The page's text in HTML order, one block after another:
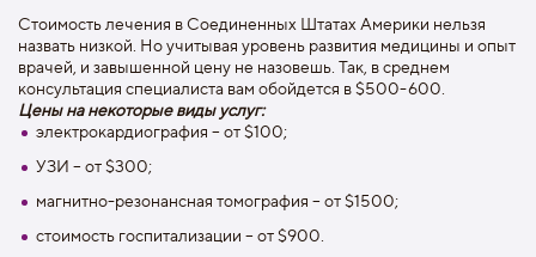
Стоимость лечения в Соединенных Штатах Америки нельзя
назвать низкой. Но учитывая уровень развития медицины и опыт
врачей, и завышенной цену не назовешь. Так, в среднем
консультация специалиста вам обойдется в $500-600.
Цены на некоторые виды услуг:
электрокардиография – от $100;
УЗИ – от $300;
магнитно-резонансная томография – от $1500;
стоимость госпитализации – от $900.